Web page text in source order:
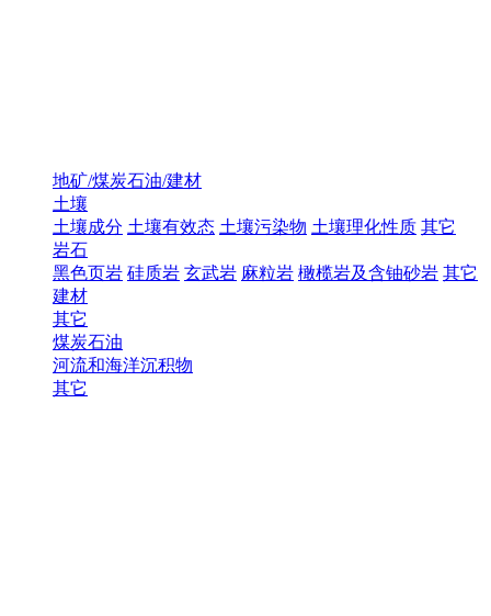
地矿/煤炭石油/建材
土壤
土壤成分 土壤有效态 土壤污染物 土壤理化性质 其它
岩石
黑色页岩 硅质岩 玄武岩 麻粒岩 橄榄岩及含铀砂岩 其它
建材
其它
煤炭石油
河流和海洋沉积物
其它